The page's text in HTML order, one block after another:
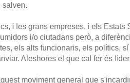
salven.
i les grans empreses, i els Estats
i/o ciutadans però, a
els alts funcionaris, els polítics,
Aleshores el que cal fer és
moviment general que